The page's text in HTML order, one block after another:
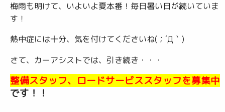
梅雨も明けて、いよいよ夏本番！毎日暑い日が続いていま
す！
熱中症には十分、気を付けてくださいね(；´Д｀)
さて、カーアシストでは、引き続き・・・
整備スタッフ、ロードサービススタッフを募集中
です！！